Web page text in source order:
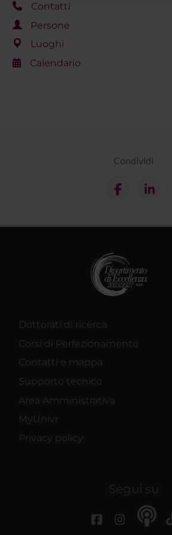
raccolto dal tuo utilizzo dei loro servizi.
Contatti
Persone
Luoghi
Calendario
Condividi
Dottorati di ricerca
Corsi di Perfezionamento
Contatti e mappa
Supporto tecnico
Area Amministrativa
MyUnivr
Privacy policy
Segui su